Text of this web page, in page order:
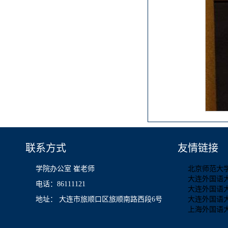
联系方式
学院办公室 崔老师
电话：86111121
地址： 大连市旅顺口区旅顺南路西段6号
友情链接
北京师范大
大连外国语
大连外国语
大连外国语
上海外国语